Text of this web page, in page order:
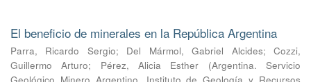
El beneficio de minerales en la República Argentina
Parra, Ricardo Sergio; Del Mármol, Gabriel Alcides;Cozzi,
Guillermo Arturo; Pérez, Alicia Esther (Argentina. Servicio